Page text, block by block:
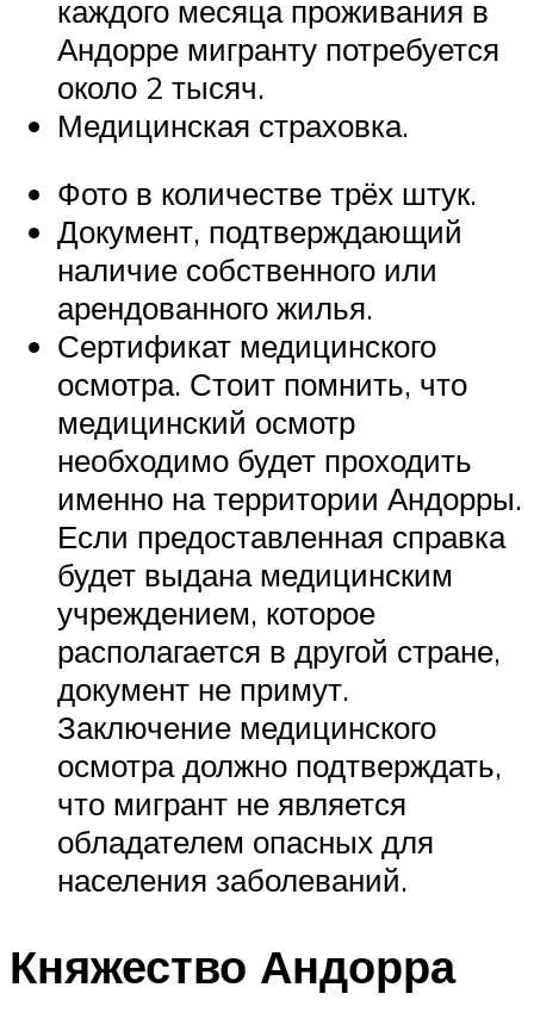
каждого месяца проживания в
Андорре мигранту потребуется
около 2 тысяч.
Медицинская страховка.
Фото в количестве трёх штук.
Документ, подтверждающий
наличие собственного или
арендованного жилья.
Сертификат медицинского
осмотра. Стоит помнить, что
медицинский осмотр
необходимо будет проходить
именно на территории Андорры.
Если предоставленная справка
будет выдана медицинским
учреждением, которое
располагается в другой стране,
документ не примут.
Заключение медицинского
осмотра должно подтверждать,
что мигрант не является
обладателем опасных для
населения заболеваний.
Княжество Андорра